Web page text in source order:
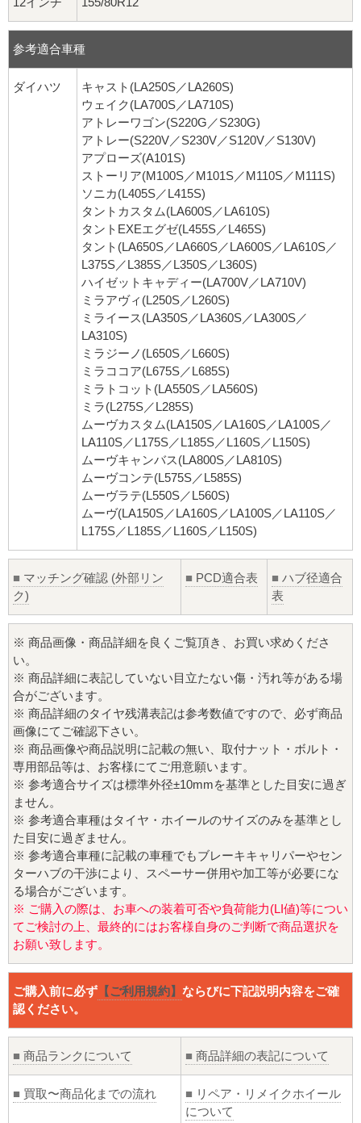
参考適合車種
ダイハツ
キャスト(LA250S／LA260S)
ウェイク(LA700S／LA710S)
アトレーワゴン(S220G／S230G)
アトレー(S220V／S230V／S120V／S130V)
アプローズ(A101S)
ストーリア(M100S／M101S／M110S／M111S)
ソニカ(L405S／L415S)
タントカスタム(LA600S／LA610S)
タントEXEエグゼ(L455S／L465S)
タント(LA650S／LA660S／LA600S／LA610S／
L375S／L385S／L350S／L360S)
ハイゼットキャディー(LA700V／LA710V)
ミラアヴィ(L250S／L260S)
ミライース(LA350S／LA360S／LA300S／
LA310S)
ミラジーノ(L650S／L660S)
ミラココア(L675S／L685S)
ミラトコット(LA550S／LA560S)
ミラ(L275S／L285S)
ムーヴカスタム(LA150S／LA160S／LA100S／
LA110S／L175S／L185S／L160S／L150S)
ムーヴキャンバス(LA800S／LA810S)
ムーヴコンテ(L575S／L585S)
ムーヴラテ(L550S／L560S)
ムーヴ(LA150S／LA160S／LA100S／LA110S／
L175S／L185S／L160S／L150S)
■ マッチング確認 (外部リン
ク)
■ PCD適合表 ■ ハブ径適合
表
※ 商品画像・商品詳細を良くご覧頂き、お買い求めくださ
い。
※ 商品詳細に表記していない目立たない傷・汚れ等がある場
合がございます。
※ 商品詳細のタイヤ残溝表記は参考数値ですので、必ず商品
画像にてご確認下さい。
※ 商品画像や商品説明に記載の無い、取付ナット・ボルト・
専用部品等は、お客様にてご用意願います。
※ 参考適合サイズは標準外径±10mmを基準とした目安に過ぎ
ません。
※ 参考適合車種はタイヤ・ホイールのサイズのみを基準とし
た目安に過ぎません。
※ 参考適合車種に記載の車種でもブレーキキャリパーやセン
ターハブの干渉により、スペーサー併用や加工等が必要にな
る場合がございます。
※ ご購入の際は、お車への装着可否や負荷能力(LI値)等につい
てご検討の上、最終的にはお客様自身のご判断で商品選択を
お願い致します。
ご購入前に必ず 【ご利用規約】 ならびに下記説明内容をご確
認ください。
■ 商品ランクについて ■ 商品詳細の表記について
■ 買取〜商品化までの流れ ■ リペア・リメイクホイール
について